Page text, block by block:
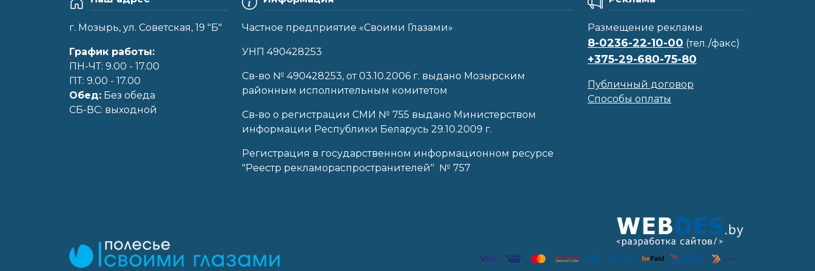
г. Мозырь, ул. Советская, 19 "Б"
График работы:
ПН-ЧТ: 9.00 - 17.00
ПТ: 9.00 - 17.00
Обед: Без обеда
CБ-ВС: выходной
Частное предприятие «Своими Глазами»
УНП 490428253
Cв-во № 490428253, от 03.10.2006 г. выдано Мозырским
районным исполнительным комитетом
Св-во о регистрации СМИ № 755 выдано Министерством
информации Республики Беларусь 29.10.2009 г.
Регистрация в государственном информационном ресурсе
"Реестр рекламораспространителей" № 757
Размещение рекламы
8-0236-22-10-00 (тел./факс)
+375-29-680-75-80
Публичный договор
Способы оплаты